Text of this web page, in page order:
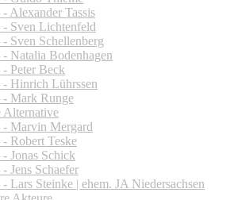
- Alexander Tassis
- Sven Lichtenfeld
- Sven Schellenberg
- Natalia Bodenhagen
- Peter Beck
- Hinrich Lührssen
- Mark Runge
Alternative
- Marvin Mergard
- Robert Teske
- Jonas Schick
- Jens Schaefer
- Lars Steinke | ehem. JA Niedersachsen